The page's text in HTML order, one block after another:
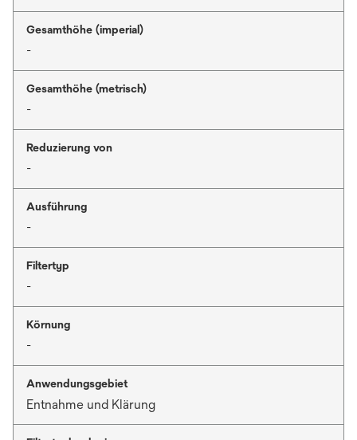
Gesamthöhe (imperial)
-
Gesamthöhe (metrisch)
-
Reduzierung von
-
Ausführung
-
Filtertyp
-
Körnung
-
Anwendungsgebiet
Entnahme und Klärung